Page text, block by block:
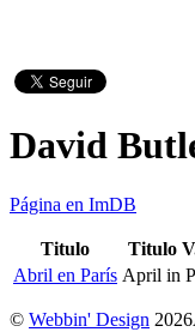
David
Página en ImDB
Titulo Titulo
Abril en París April in
© Webbin' Design 2026